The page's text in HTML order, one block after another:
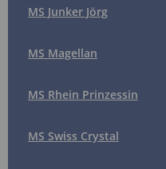
MS Junker Jörg
MS Magellan
MS Rhein Prinzessin
MS Swiss Crystal